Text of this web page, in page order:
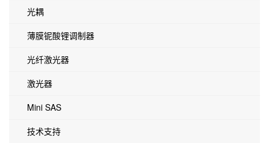
光耦
薄膜铌酸锂调制器
光纤激光器
激光器
Mini SAS
技术支持